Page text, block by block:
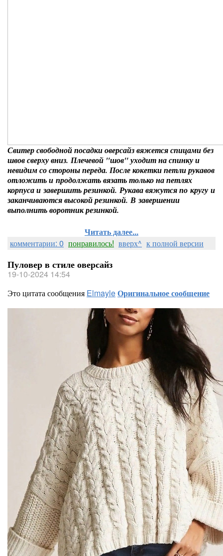
Свитер свободной посадки оверсайз вяжется спицами без
швов сверху вниз. Плечевой "шов" уходит на спинку и
невидим со стороны переда. После кокетки петли рукавов
отложить и продолжать вязать только на петлях
корпуса и завершить резинкой. Рукава вяжутся по кругу и
заканчиваются высокой резинкой. В завершении
выполнить воротник резинкой.
Читать далее...
комментарии: 0 понравилось! вверх^ к полной версии
Пуловер в стиле оверсайз
19-10-2024 14:54
Это цитата сообщения ElmayleОригинальное сообщение